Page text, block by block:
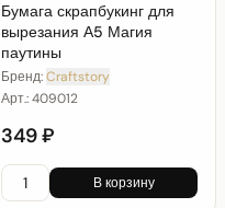
Бумага скрапбукинг для
вырезания А5 Магия
паутины
Бренд:Craftstory
Арт.:409012
349 ₽
В корзину